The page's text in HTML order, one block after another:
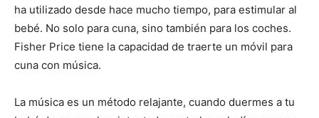
ha utilizado desde hace mucho tiempo, para estimular al
bebé. No solo para cuna, sino también para los coches.
Fisher Price tiene la capacidad de traerte un móvil para
cuna con música.
La música es un método relajante, cuando duermes a tu